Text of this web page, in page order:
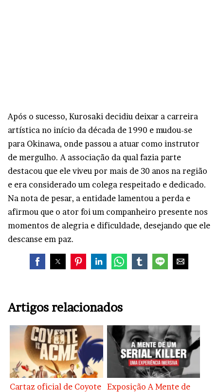
Após o sucesso, Kurosaki decidiu deixar a carreira
artística no início da década de 1990 e mudou-se
para Okinawa, onde passou a atuar como instrutor
de mergulho. A associação da qual fazia parte
destacou que ele viveu por mais de 30 anos na região
e era considerado um colega respeitado e dedicado.
Na nota de pesar, a entidade lamentou a perda e
afirmou que o ator foi um companheiro presente nos
momentos de alegria e dificuldade, desejando que ele
descanse em paz.
Artigos relacionados
Cartaz oficial de Coyote Exposição A Mente de